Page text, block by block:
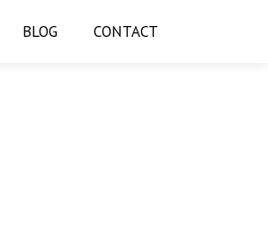
BLOG CONTACT